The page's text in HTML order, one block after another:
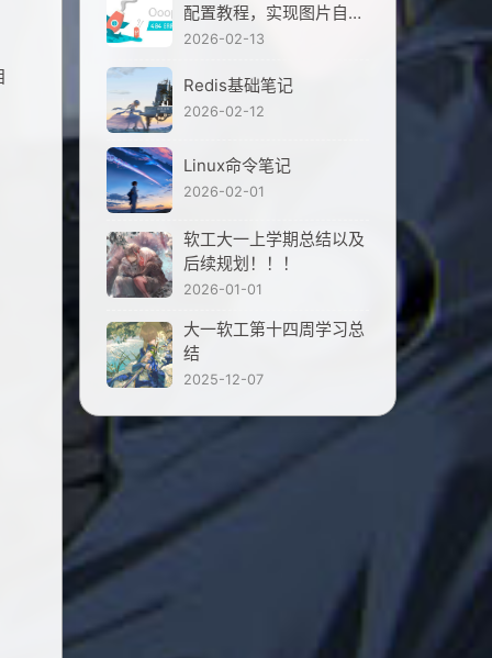
配置教程，实现图片自动
上传，分享笔记不再丢图
2026-02-13
Redis基础笔记
2026-02-12
Linux命令笔记
2026-02-01
软工大一上学期总结以及
后续规划！！！
2026-01-01
大一软工第十四周学习总
结
2025-12-07